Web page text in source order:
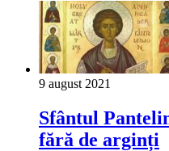
9 august 2021
Sfântul
fără de arginți